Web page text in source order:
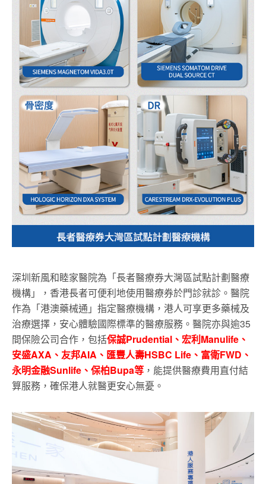
深圳新風和睦家醫院為「長者醫療券大灣區試點計劃醫療
機構」，香港長者可便利地使用醫療券於門診就診。醫院
作為「港澳藥械通」指定醫療機構，港人可享更多藥械及
治療選擇，安心體驗國際標準的醫療服務。醫院亦與逾35
間保險公司合作，包括保誠Prudential、宏利Manulife、
安盛AXA、友邦AIA、匯豐人壽HSBC Life、富衛FWD、
永明金融Sunlife、保柏Bupa等 ，能提供醫療費用直付結
算服務，確保港人就醫更安心無憂。